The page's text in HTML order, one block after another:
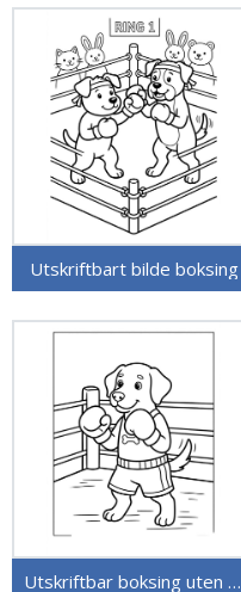
Utskriftbart bilde boksing
Utskriftbar boksing uten kostnad